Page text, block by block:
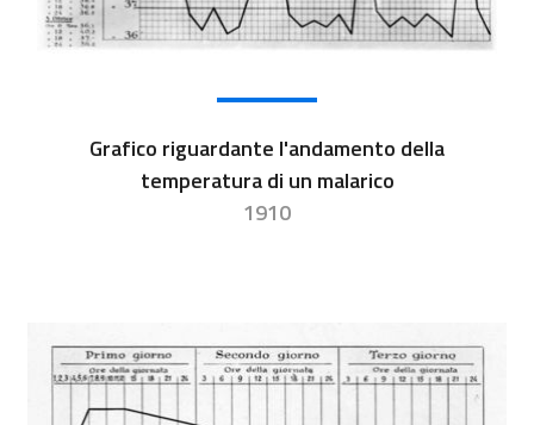
Grafico riguardante l'andamento della
temperatura di un malarico
1910